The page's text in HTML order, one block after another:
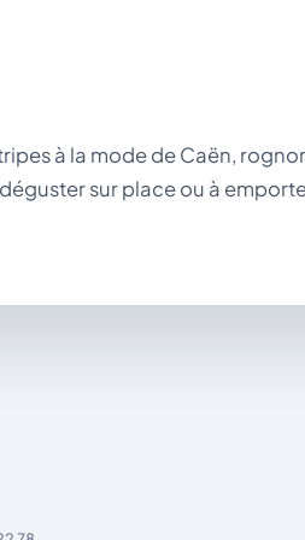
à la mode de Caën,
sur place ou à